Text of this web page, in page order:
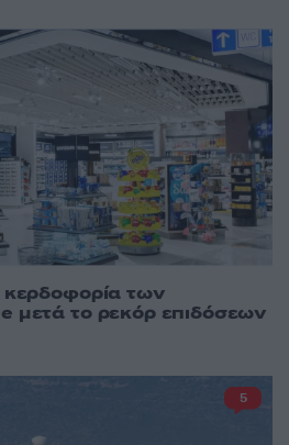
κερδοφορία των
μετά το ρεκόρ επιδόσεων
5